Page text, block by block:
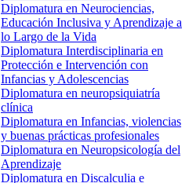
Diplomatura en Neurociencias,
Educación Inclusiva y Aprendizaje a
lo Largo de la Vida
Diplomatura Interdisciplinaria en
Protección e Intervención con
Infancias y Adolescencias
Diplomatura en neuropsiquiatría
clínica
Diplomatura en Infancias, violencias
y buenas prácticas profesionales
Diplomatura en Neuropsicología del
Aprendizaje
Diplomatura en Discalculia e